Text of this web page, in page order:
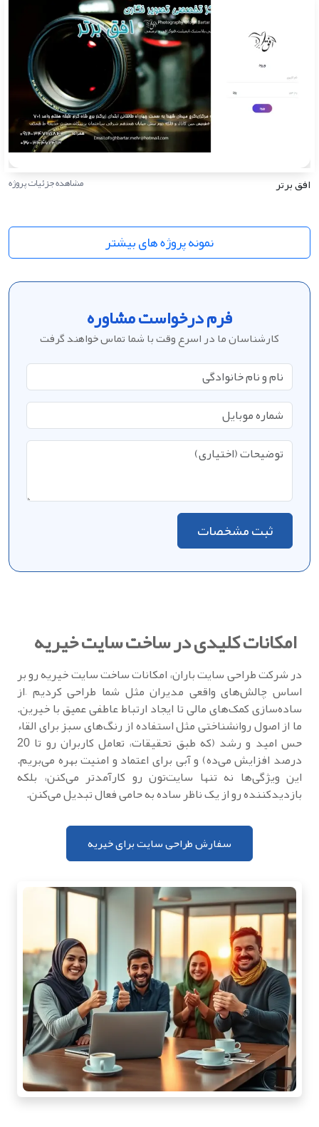
افق برتر مشاهده جزئیات پروژه
نمونه پروژه های بیشتر
فرم درخواست مشاوره
کارشناسان ما در اسرع وقت با شما تماس خواهند گرفت
ثبت مشخصات
امکانات کلیدی در ساخت سایت خیریه
در شرکت طراحی سایت باران، امکانات ساخت سایت خیریه رو بر
اساس چالش‌های واقعی مدیران مثل شما طراحی کردیم –از
ساده‌سازی کمک‌های مالی تا ایجاد ارتباط عاطفی عمیق با خیرین.
ما از اصول روانشناختی مثل استفاده از رنگ‌های سبز برای القاء
حس امید و رشد (که طبق تحقیقات، تعامل کاربران رو تا 20
درصد افزایش می‌ده) و آبی برای اعتماد و امنیت بهره می‌بریم.
این ویژگی‌ها نه تنها سایت‌تون رو کارآمدتر می‌کنن، بلکه
بازدیدکننده رو از یک ناظر ساده به حامی فعال تبدیل می‌کنن.
سفارش طراحی سایت برای خیریه